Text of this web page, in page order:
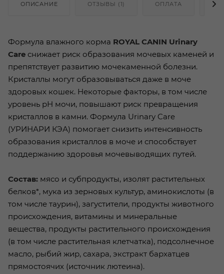
ОПИСАНИЕ ОТЗЫВЫ (1) ОПЛАТА
Формула влажного корма ROYAL CANIN Urinary
Care снижает риск образования мочевых каменей и
препятствует развитию мочекаменной болезни.
Кристаллы могут образовываться даже в моче
здоровых кошек. Некоторые факторы, в том числе
уровень рН мочи, повышают риск превращения
кристаллов в камни. Формула Urinary Care
(УРИНАРИ КЭА) помогает снизить интенсивность
образования кристаллов в моче и способствует
поддержанию здоровья мочевыводящих путей.
Состав: мясо и субпродукты, изолят растительных
белков*, мука из зерновых культур, аминокислоты (в
том числе таурин), загустители, продукты животного
происхождения, витамины и минеральные
вещества, продукты растительного происхождения
(в том числе растительная клетчатка), подсолнечное
масло, рыбий жир, сахара, экстракт бархатцев
прямостоячих (источник лютеина).